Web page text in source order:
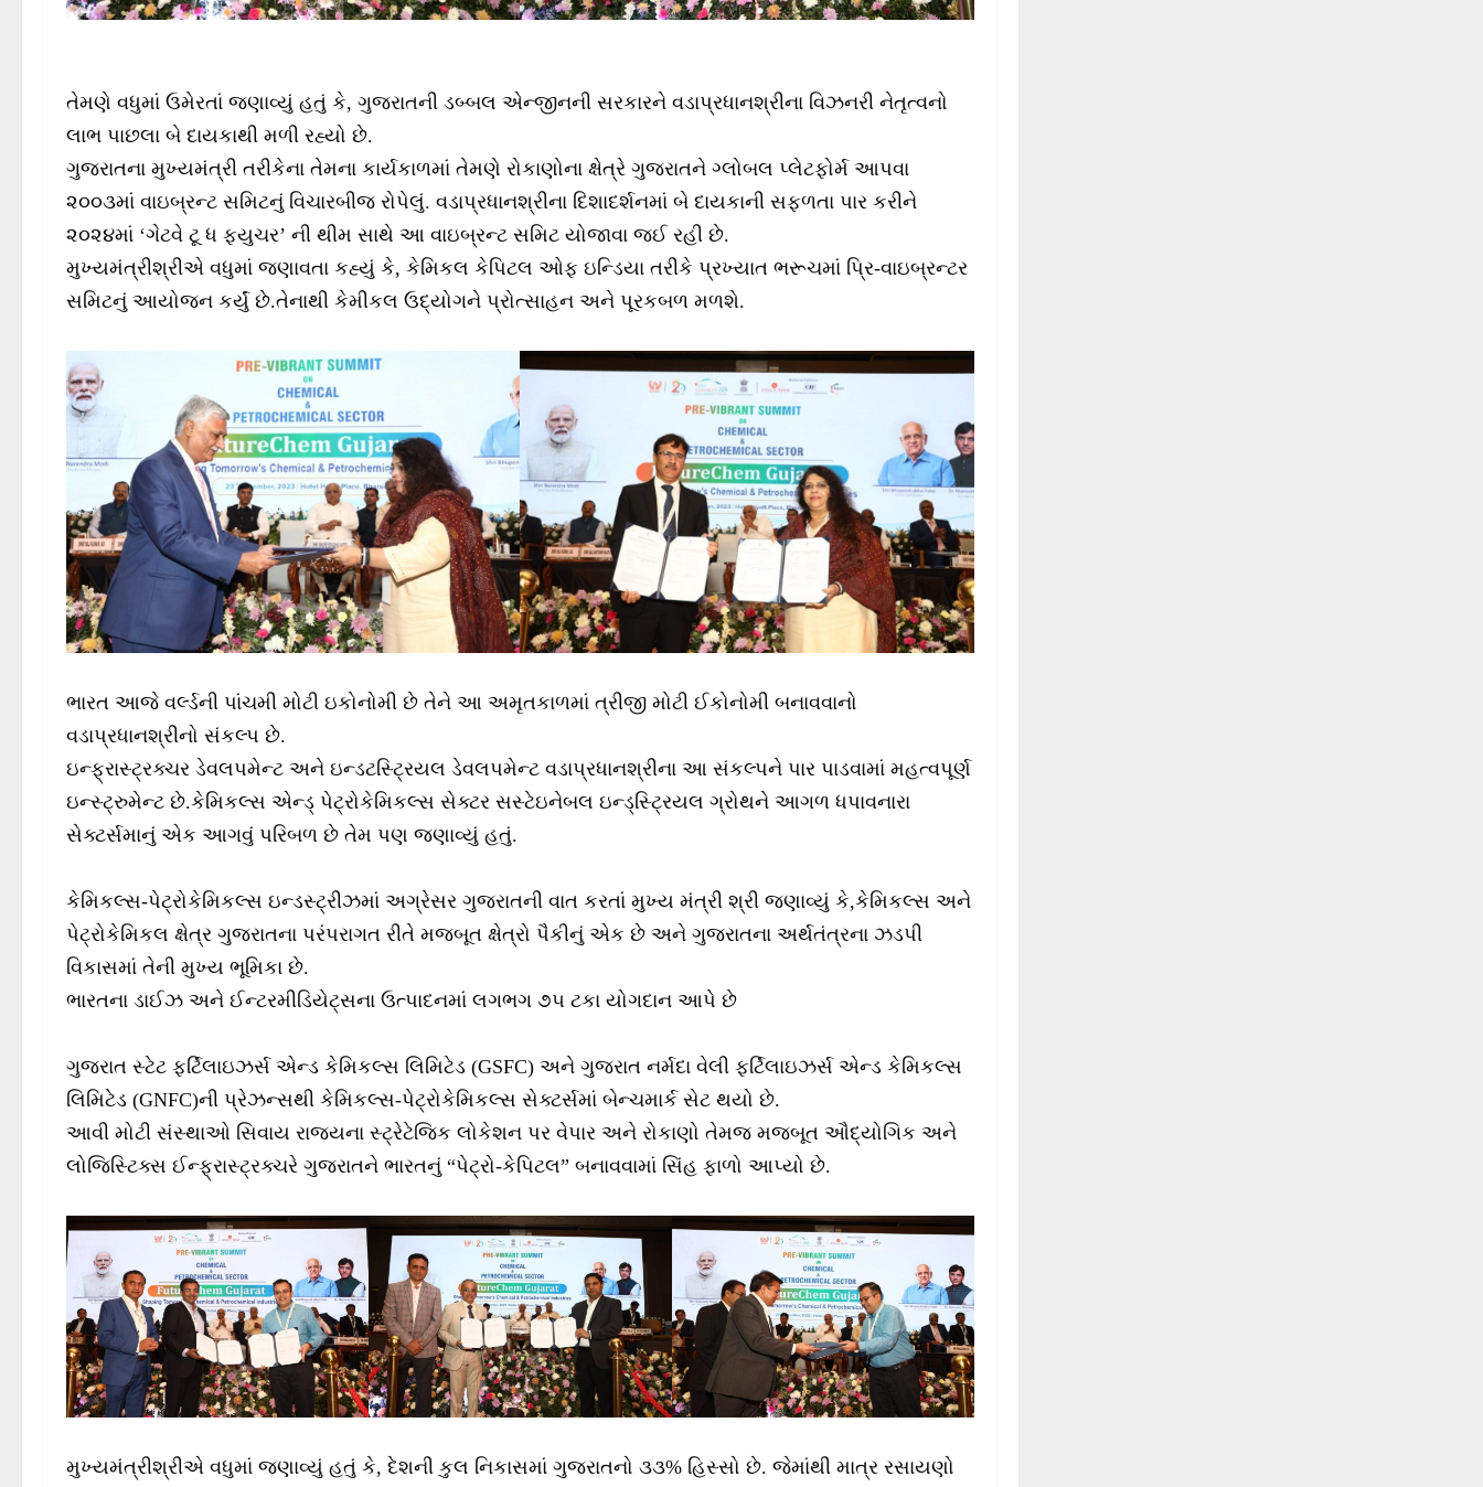
તેમણે વધુમાં ઉમેરતાં જણાવ્યું હતું કે, ગુજરાતની ડબ્બલ એન્જીનની સરકારને વડાપ્રધાનશ્રીના વિઝનરી નેતૃત્વનો
લાભ પાછલા બે દાયકાથી મળી રહ્યો છે.
ગુજરાતના મુખ્યમંત્રી તરીકેના તેમના કાર્યકાળમાં તેમણે રોકાણોના ક્ષેત્રે ગુજરાતને ગ્લોબલ પ્લેટફોર્મ આપવા
૨૦૦૩માં વાઇબ્રન્ટ સમિટનું વિચારબીજ રોપેલું. વડાપ્રધાનશ્રીના દિશાદર્શનમાં બે દાયકાની સફળતા પાર કરીને
૨૦૨૪માં ‘ગેટવે ટૂ ધ ફ્યુચર’ ની થીમ સાથે આ વાઇબ્રન્ટ સમિટ યોજાવા જઈ રહી છે.
મુખ્યમંત્રીશ્રીએ વધુમાં જણાવતા કહ્યું કે, કેમિકલ કેપિટલ ઓફ ઇન્ડિયા તરીકે પ્રખ્યાત ભરૂચમાં પ્રિ-વાઇબ્રન્ટર
સમિટનું આયોજન કર્યું છે.તેનાથી કેમીકલ ઉદ્યોગને પ્રોત્સાહન અને પૂરકબળ મળશે.
ભારત આજે વર્લ્ડની પાંચમી મોટી ઇકોનોમી છે તેને આ અમૃતકાળમાં ત્રીજી મોટી ઈકોનોમી બનાવવાનો
વડાપ્રધાનશ્રીનો સંકલ્પ છે.
ઇન્ફ્રાસ્ટ્રક્ચર ડેવલપમેન્ટ અને ઇન્ડટસ્ટ્રિયલ ડેવલપમેન્ટ વડાપ્રધાનશ્રીના આ સંકલ્પને પાર પાડવામાં મહત્વપૂર્ણ
ઇન્સ્ટ્રુમેન્ટ છે.કેમિકલ્સ એન્ડ્ પેટ્રોકેમિકલ્સ સેક્ટર સસ્ટેઇનેબલ ઇન્ડ્સ્ટ્રિયલ ગ્રોથને આગળ ધપાવનારા
સેક્ટર્સમાનું એક આગવું પરિબળ છે તેમ પણ જણાવ્યું હતું.
કેમિકલ્સ-પેટ્રોકેમિકલ્સ ઇન્ડસ્ટ્રીઝમાં અગ્રેસર ગુજરાતની વાત કરતાં મુખ્ય મંત્રી શ્રી જણાવ્યું કે,કેમિકલ્સ અને
પેટ્રોકેમિકલ ક્ષેત્ર ગુજરાતના પરંપરાગત રીતે મજબૂત ક્ષેત્રો પૈકીનું એક છે અને ગુજરાતના અર્થતંત્રના ઝડપી
વિકાસમાં તેની મુખ્ય ભૂમિકા છે.
ભારતના ડાઈઝ અને ઈન્ટરમીડિયેટ્સના ઉત્પાદનમાં લગભગ ૭૫ ટકા યોગદાન આપે છે
ગુજરાત સ્ટેટ ફર્ટિલાઇઝર્સ એન્ડ કેમિકલ્સ લિમિટેડ (GSFC) અને ગુજરાત નર્મદા વેલી ફર્ટિલાઇઝર્સ એન્ડ કેમિકલ્સ
લિમિટેડ (GNFC)ની પ્રેઝન્સથી કેમિકલ્સ-પેટ્રોકેમિકલ્સ સેક્ટર્સમાં બેન્ચમાર્ક સેટ થયો છે.
આવી મોટી સંસ્થાઓ સિવાય રાજ્યના સ્ટ્રેટેજિક લોકેશન પર વેપાર અને રોકાણો તેમજ મજબૂત ઔદ્યોગિક અને
લોજિસ્ટિક્સ ઈન્ફ્રાસ્ટ્રક્ચરે ગુજરાતને ભારતનું “પેટ્રો-કેપિટલ” બનાવવામાં સિંહ ફાળો આપ્યો છે.
મુખ્યમંત્રીશ્રીએ વધુમાં જણાવ્યું હતું કે, દેશની કુલ નિકાસમાં ગુજરાતનો ૩૩% હિસ્સો છે. જેમાંથી માત્ર રસાયણો